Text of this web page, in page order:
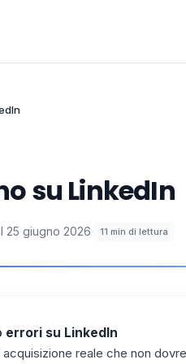
su LinkedIn
25 giugno 2026· 11 min di lettura
errori su LinkedIn
acquisizione reale che non